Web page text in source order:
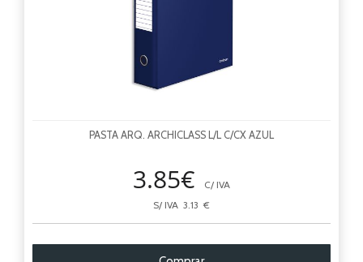
PASTA ARQ. ARCHICLASS L/L C/CX AZUL
3.85€
C/ IVA
S/ IVA 3.13 €